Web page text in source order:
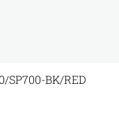
SP700-BK/RED